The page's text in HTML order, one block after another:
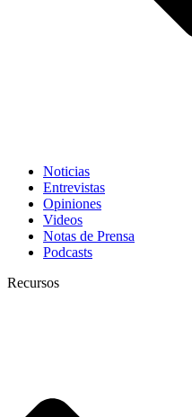
Noticias
Entrevistas
Opiniones
Videos
Notas de Prensa
Podcasts
Recursos